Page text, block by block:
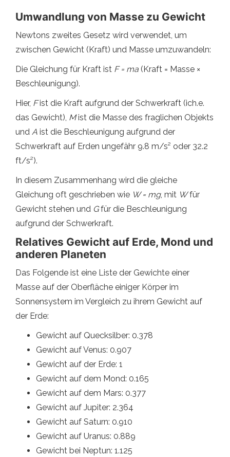
Umwandlung von Masse zu Gewicht
Newtons zweites Gesetz wird verwendet, um
zwischen Gewicht (Kraft) und Masse umzuwandeln:
Die Gleichung für Kraft ist F = ma (Kraft = Masse ×
Beschleunigung).
Hier, Fist die Kraft aufgrund der Schwerkraft (ich.e.
das Gewicht), Mist die Masse des fraglichen Objekts
und A ist die Beschleunigung aufgrund der
Schwerkraft auf Erden ungefähr 9.8 m/s² oder 32.2
ft/s²).
In diesem Zusammenhang wird die gleiche
Gleichung oft geschrieben wie W = mg, mit Wfür
Gewicht stehen und Gfür die Beschleunigung
aufgrund der Schwerkraft.
Relatives Gewicht auf Erde, Mond und
anderen Planeten
Das Folgende ist eine Liste der Gewichte einer
Masse auf der Oberfläche einiger Körper im
Sonnensystem im Vergleich zu ihrem Gewicht auf
der Erde:
Gewicht auf Quecksilber: 0.378
Gewicht auf Venus: 0.907
Gewicht auf der Erde: 1
Gewicht auf dem Mond: 0.165
Gewicht auf dem Mars: 0.377
Gewicht auf Jupiter: 2.364
Gewicht auf Saturn: 0.910
Gewicht auf Uranus: 0.889
Gewicht bei Neptun: 1.125